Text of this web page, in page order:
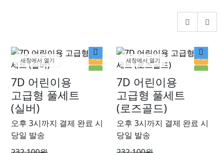
추천
인기
새창에서 열기
7D 어린이용
고급형 풀세트
(실버)
오후 3시까지 결제 완료 시
당일 발송
추천
인기
새창에서 열기
7D 어린이용
고급형 풀세트
(로즈골드)
오후 3시까지 결제 완료 시
당일 발송